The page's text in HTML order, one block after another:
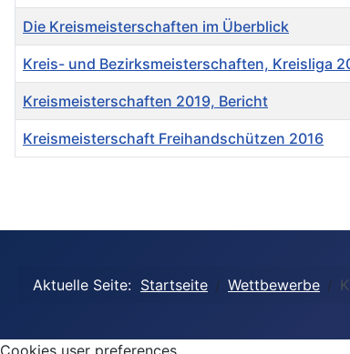
Die Kreismeisterschaften im Überblick
Kreis- und Bezirksmeisterschaften, Kreisliga
Kreismeisterschaften 2019, Bericht
Kreismeisterschaft Freihandschützen 2016
Aktuelle Seite: Startseite Wettbewerbe
Cookies user preferences